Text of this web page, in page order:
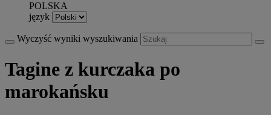
POLSKA
język
Wyczyść wyniki wyszukiwania
Tagine z kurczaka po
marokańsku